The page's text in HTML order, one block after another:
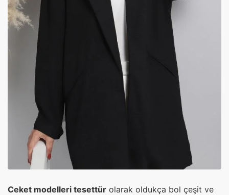
Ceket modelleri tesettür olarak oldukça bol çeşit ve